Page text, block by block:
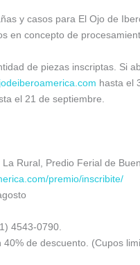
y casos para El Ojo de
en concepto de
de piezas inscriptas. Si
hasta el
el 21 de septiembre.
Rural, Predio Ferial de
premio/inscribite/
4543-0790.
de descuento. (Cupos